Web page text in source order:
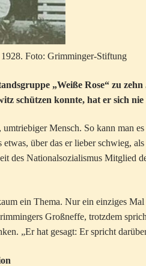
Foto: Grimminger-Stiftung
„Weiße Rose“ zu
schützen konnte, hat er sich nie
Mensch. So kann man
über das er lieber schwieg,
des Nationalsozialismus Mitglied
ein Thema. Nur ein einziges Mal
Großneffe, trotzdem
„Er hat gesagt: Er spricht